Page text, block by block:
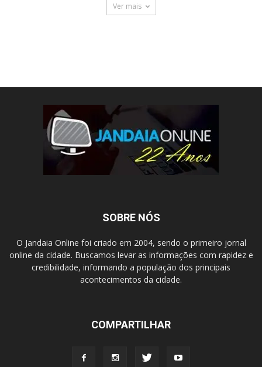
Ver mais
SOBRE NÓS
O Jandaia Online foi criado em 2004, sendo o primeiro jornal
online da cidade. Buscamos levar as informações com rapidez e
credibilidade, informando a população dos principais
acontecimentos da cidade.
COMPARTILHAR